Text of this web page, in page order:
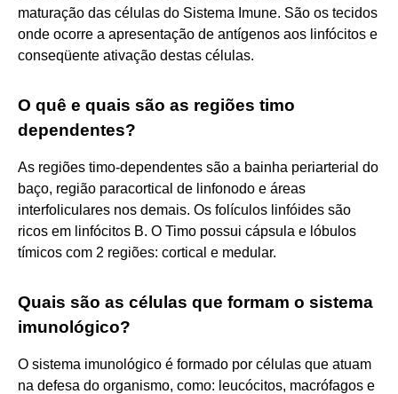
maturação das células do Sistema Imune. São os tecidos
onde ocorre a apresentação de antígenos aos linfócitos e
conseqüente ativação destas células.
O quê e quais são as regiões timo
dependentes?
As regiões timo-dependentes são a bainha periarterial do
baço, região paracortical de linfonodo e áreas
interfoliculares nos demais. Os folículos linfóides são
ricos em linfócitos B. O Timo possui cápsula e lóbulos
tímicos com 2 regiões: cortical e medular.
Quais são as células que formam o sistema
imunológico?
O sistema imunológico é formado por células que atuam
na defesa do organismo, como: leucócitos, macrófagos e